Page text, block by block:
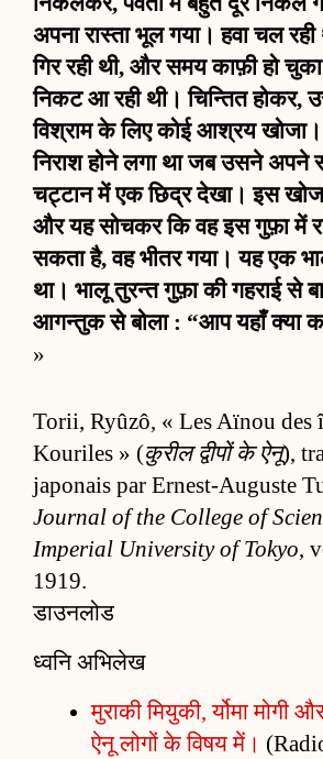
अपना रास्ता भूल गया। हवा चल रही
गिर रही थी, और समय काफ़ी हो
निकट आ रही थी। चिन्तित होकर,
विश्राम के लिए कोई आश्रय
निराश होने लगा था जब उसने अपने
चट्टान में एक छिद्र देखा। इस
और यह सोचकर कि वह इस गुफ़ा में
सकता है, वह भीतर गया। यह एक
था। भालू तुरन्त गुफ़ा की गहराई से
आगन्तुक से बोला : “आप यहाँ क्या
»
Torii, Ryûzô, « Les Aïnou des
Kouriles » (कुरील द्वीपों के ऐनू),
japonais par Ernest-Auguste
Journal of the College of
Imperial University of Tokyo,
1919.
डाउनलोड
ध्वनि अभिलेख
मुराकी मियुकी, र्योमा मोगी
ऐनू लोगों के विषय में।